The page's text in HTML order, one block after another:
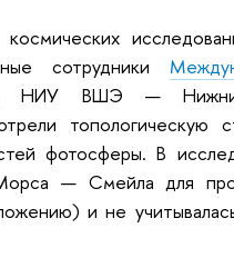
космических
сотрудники
НИУ ВШЭ — Нижний
топологическую
фотосферы. В
— Смейла для
и не